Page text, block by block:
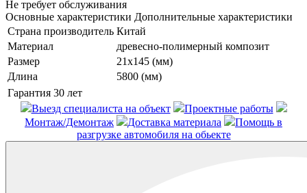
Не требует обслуживания
Основные характеристики Дополнительные характеристики
Страна производитель Китай
Материал
древесно-полимерный композит
Размер
21x145 (мм)
Длина
5800 (мм)
Гарантия 30 лет
Выезд специалиста на объект
Проектные работы
Монтаж/Демонтаж
Доставка материала
Помощь в
разгрузке автомобиля на обьекте